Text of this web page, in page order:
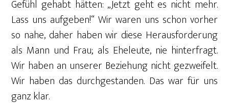
Gefühl gehabt hätten: „Jetzt geht es nicht mehr.
Lass uns aufgeben!“ Wir waren uns schon vorher
so nahe, daher haben wir diese Herausforderung
als Mann und Frau; als Eheleute, nie hinterfragt.
Wir haben an unserer Beziehung nicht gezweifelt.
Wir haben das durchgestanden. Das war für uns
ganz klar.